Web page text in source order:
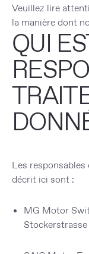
Veuillez lire
la manière dont
QUI
Les
décrit ici sont :
MG Motor